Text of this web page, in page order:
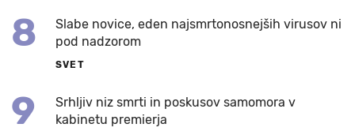
8
Slabe novice, eden najsmrtonosnejših virusov ni
pod nadzorom
SVET
9
Srhljiv niz smrti in poskusov samomora v
kabinetu premierja